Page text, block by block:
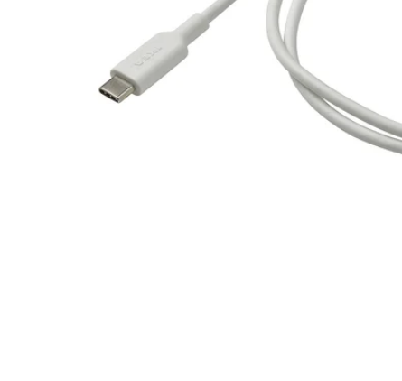
Image zoomed out, normal view